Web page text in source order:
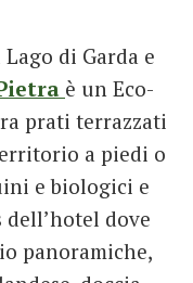
di Garda e
è un Eco-
prati terrazzati
a piedi o
e biologici e
dell’hotel dove
panoramiche,